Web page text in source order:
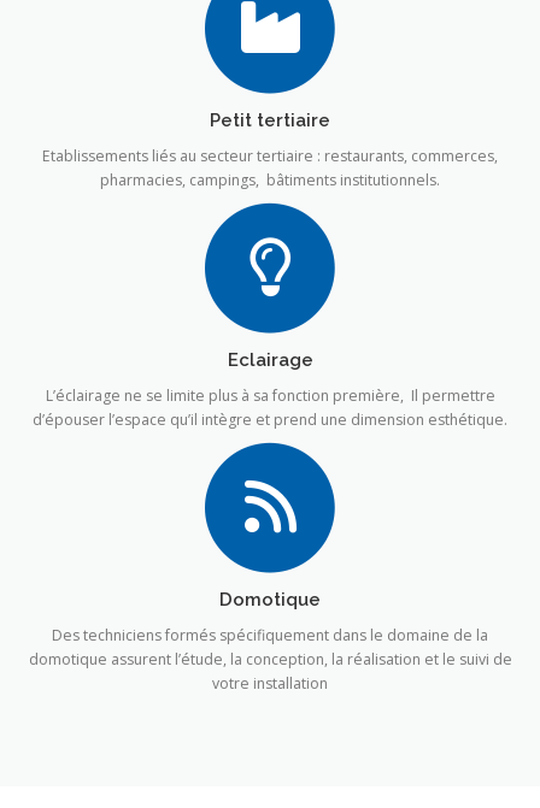
Petit tertiaire
Etablissements liés au secteur tertiaire : restaurants, commerces,
pharmacies, campings, bâtiments institutionnels.
Eclairage
L’éclairage ne se limite plus à sa fonction première, Il permettre
d’épouser l’espace qu’il intègre et prend une dimension esthétique.
Domotique
Des techniciens formés spécifiquement dans le domaine de la
domotique assurent l’étude, la conception, la réalisation et le suivi de
votre installation